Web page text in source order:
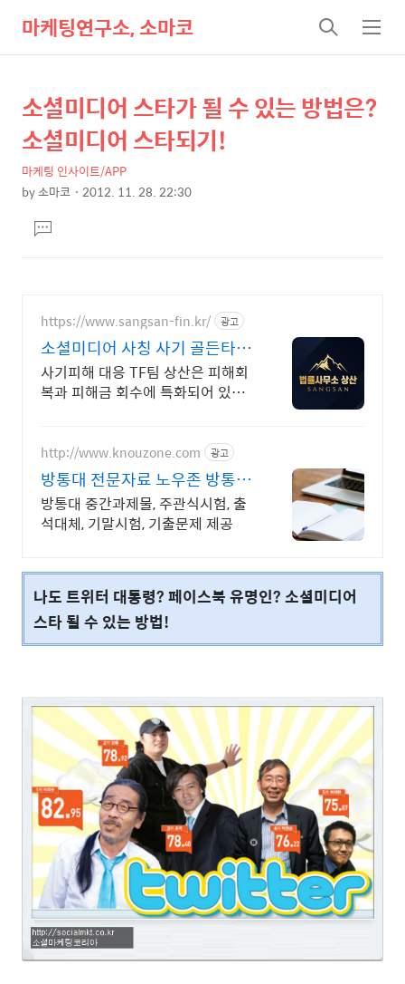
마케팅연구소, 소마코
검
색
메
뉴
상
세
컨
텐
본
문
제
목
소셜미디어 스타가 될 수 있는 방법은?
소셜미디어 스타되기!
마케팅 인사이트/APP
by소마코 2012. 11. 28. 22:30
문댓
글
https://www.sangsan-fin.kr/ 광고
소셜미디어 사칭 사기 골든타임
대응
사기피해 대응 TF팀 상산은 피해회
복과 피해금 회수에 특화되어 있습
http://www.knouzone.com 광고
방통대 전문자료 노우존 방통대
자료포털 NO.1
방통대 중간과제물, 주관식시험, 출
석대체, 기말시험, 기출문제 제공
나도 트위터 대통령? 페이스북 유명인? 소셜미디어
스타 될 수 있는 방법!